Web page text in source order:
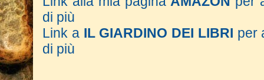
di più
Link a IL GIARDINO DEI LIBRI per
di più